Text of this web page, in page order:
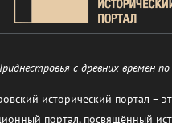
с древних времен
исторический портал –
портал, посвящённый